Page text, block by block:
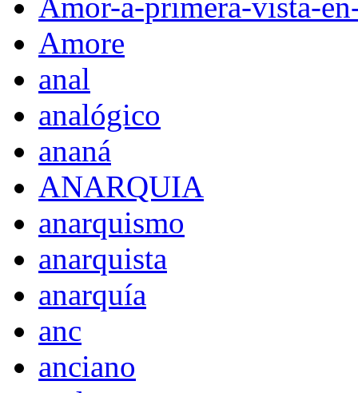
Amor-a-primera-vista-
Amore
anal
analógico
ananá
ANARQUIA
anarquismo
anarquista
anarquía
anc
anciano